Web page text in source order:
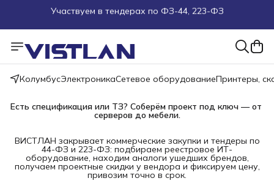
Пуско-наладочные работы
Пришлите запрос на e-mail или в чат
Более 100 000 позиций в наличии и под заказ
КолумбусЭлектроникаСетевое оборудованиеПринтеры,
Есть спецификация или ТЗ? Соберём проект под ключ — от
серверов до мебели.
ВИСТЛАН закрывает коммерческие закупки и тендеры по
44-ФЗ и 223-ФЗ: подбираем реестровое ИТ-
оборудование, находим аналоги ушедших брендов,
получаем проектные скидки у вендора и фиксируем цену,
привозим точно в срок.